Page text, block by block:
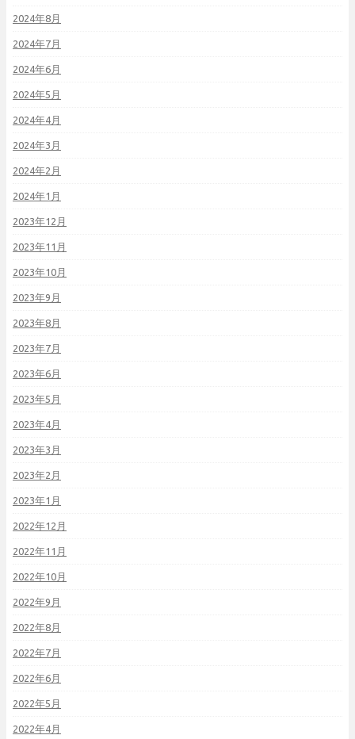
2024年8月
2024年7月
2024年6月
2024年5月
2024年4月
2024年3月
2024年2月
2024年1月
2023年12月
2023年11月
2023年10月
2023年9月
2023年8月
2023年7月
2023年6月
2023年5月
2023年4月
2023年3月
2023年2月
2023年1月
2022年12月
2022年11月
2022年10月
2022年9月
2022年8月
2022年7月
2022年6月
2022年5月
2022年4月